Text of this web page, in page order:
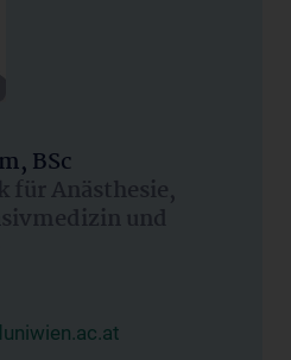
BSc
Anästhesie,
und